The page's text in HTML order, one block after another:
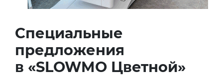
Специальные
предложения
в «SLOWMO Цветной»